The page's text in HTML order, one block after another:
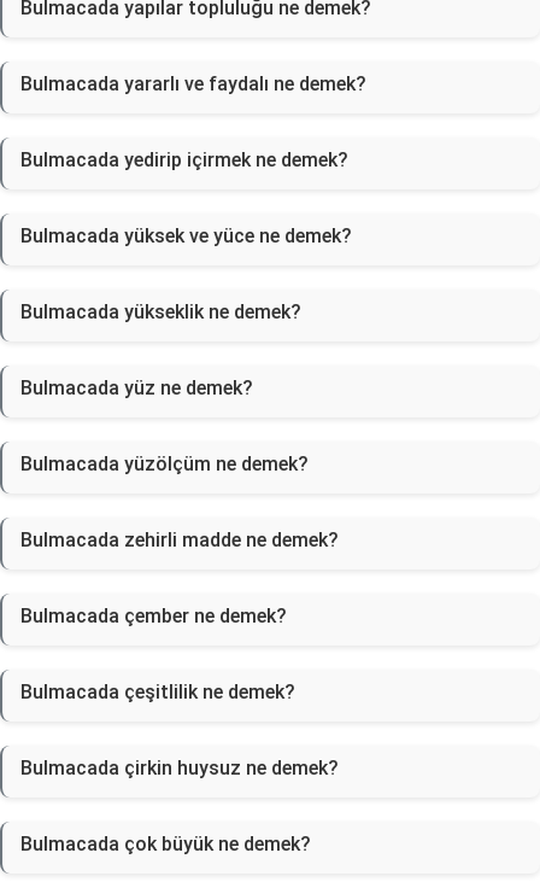
Bulmacada yapılar topluluğu ne demek?
Bulmacada yararlı ve faydalı ne demek?
Bulmacada yedirip içirmek ne demek?
Bulmacada yüksek ve yüce ne demek?
Bulmacada yükseklik ne demek?
Bulmacada yüz ne demek?
Bulmacada yüzölçüm ne demek?
Bulmacada zehirli madde ne demek?
Bulmacada çember ne demek?
Bulmacada çeşitlilik ne demek?
Bulmacada çirkin huysuz ne demek?
Bulmacada çok büyük ne demek?